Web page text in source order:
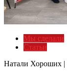
Мы сделали
Статьи
Натали Хороших |